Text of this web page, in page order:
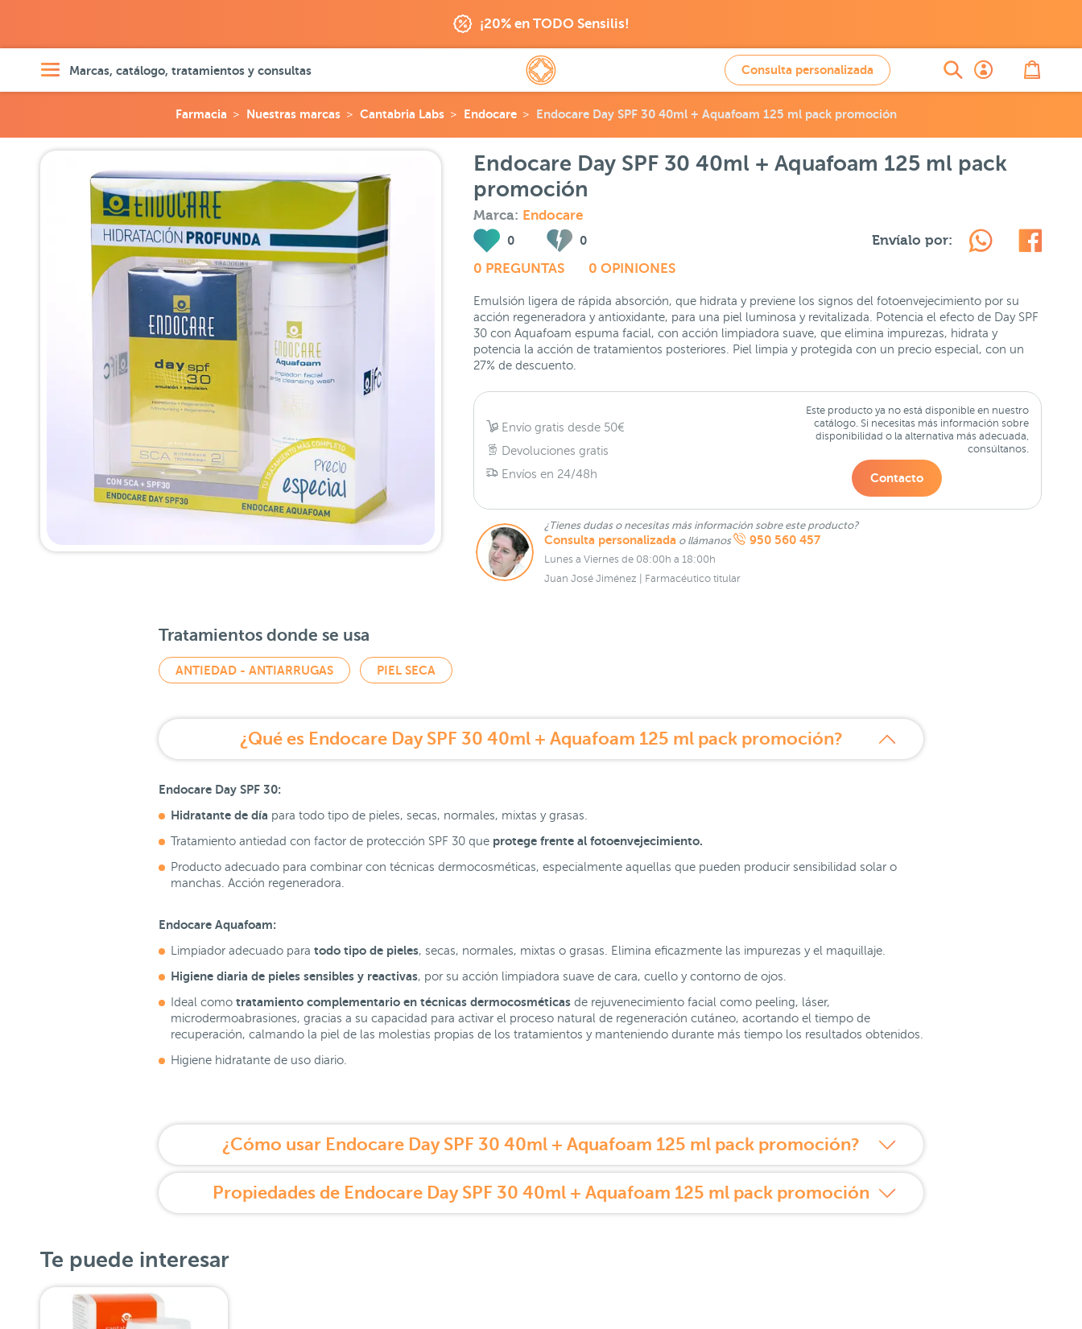
¡20% en TODO Sensilis!
Marcas, catálogo, tratamientos y consultas Consulta personalizada
Farmacia Nuestras marcas Cantabria Labs Endocare Endocare Day SPF 30 40ml + Aquafoam 125 ml pack promoción
Endocare Day SPF 30 40ml + Aquafoam 125 ml pack
promoción
Marca: Endocare
0 0
0 PREGUNTAS 0 OPINIONES
Envíalo por:
Emulsión ligera de rápida absorción, que hidrata y previene los signos del fotoenvejecimiento por su
acción regeneradora y antioxidante, para una piel luminosa y revitalizada. Potencia el efecto de Day SPF
30 con Aquafoam espuma facial, con acción limpiadora suave, que elimina impurezas, hidrata y
potencia la acción de tratamientos posteriores. Piel limpia y protegida con un precio especial, con un
27% de descuento.
Envío gratis desde 50€
Devoluciones gratis
Envíos en 24/48h
Este producto ya no está disponible en nuestro
catálogo. Si necesitas más información sobre
disponibilidad o la alternativa más adecuada,
consúltanos.
Contacto
¿Tienes dudas o necesitas más información sobre este producto?
Consulta personalizada o llámanos 950 560 457
Lunes a Viernes de 08:00h a 18:00h
Juan José Jiménez | Farmacéutico titular
Tratamientos donde se usa
ANTIEDAD - ANTIARRUGAS PIEL SECA
¿Qué es Endocare Day SPF 30 40ml + Aquafoam 125 ml pack promoción?
Endocare Day SPF 30:
Hidratante de día para todo tipo de pieles, secas, normales, mixtas y grasas.
Tratamiento antiedad con factor de protección SPF 30 que protege frente al fotoenvejecimiento.
Producto adecuado para combinar con técnicas dermocosméticas, especialmente aquellas que pueden producir sensibilidad solar o
manchas. Acción regeneradora.
Endocare Aquafoam:
Limpiador adecuado para todo tipo de pieles, secas, normales, mixtas o grasas. Elimina eficazmente las impurezas y el maquillaje.
Higiene diaria de pieles sensibles y reactivas, por su acción limpiadora suave de cara, cuello y contorno de ojos.
Ideal como tratamiento complementario en técnicas dermocosméticas de rejuvenecimiento facial como peeling, láser,
microdermoabrasiones, gracias a su capacidad para activar el proceso natural de regeneración cutáneo, acortando el tiempo de
recuperación, calmando la piel de las molestias propias de los tratamientos y manteniendo durante más tiempo los resultados obtenidos.
Higiene hidratante de uso diario.
¿Cómo usar Endocare Day SPF 30 40ml + Aquafoam 125 ml pack promoción?
Propiedades de Endocare Day SPF 30 40ml + Aquafoam 125 ml pack promoción
Te puede interesar